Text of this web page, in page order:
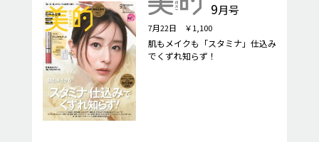
9月号
7月22日 ￥1,100
肌もメイクも「スタミナ」仕込み
でくずれ知らず！